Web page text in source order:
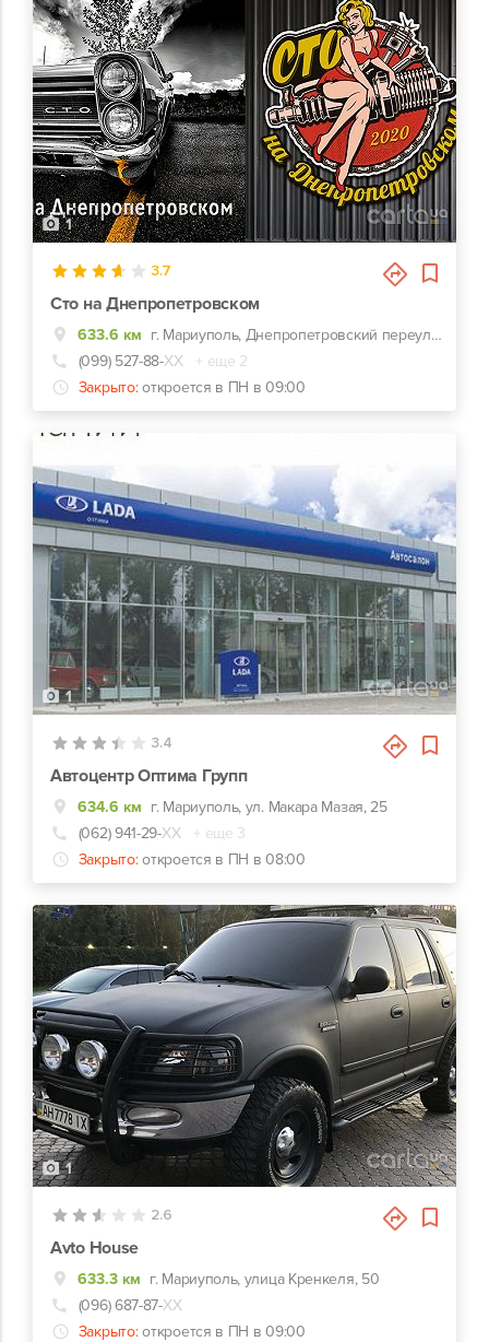
1
3.7
Сто на Днепропетровском
633.6 км
г. Мариуполь, Днепропетровский переулок, 19/2
(099) 527-88-ХХ
+ еще 2
Закрыто: откроется в ПН в 09:00
1
3.4
Автоцентр Оптима Групп
634.6 км г. Мариуполь, ул. Макара Мазая, 25
(062) 941-29-ХХ
+ еще 3
Закрыто: откроется в ПН в 08:00
1
2.6
Avto House
633.3 км г. Мариуполь, улица Кренкеля, 50
(096) 687-87-ХХ
Закрыто: откроется в ПН в 09:00